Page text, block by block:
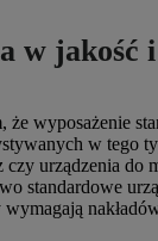
w jakość
wyposażenie
w tego
urządzenia do
standardowe